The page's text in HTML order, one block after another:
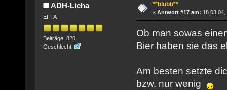
ADH-Licha
EFTA
Beiträge: 820
Geschlecht:
**blubb**
« Antwort #17 am: 18.03.04,
Ob man sowas
Bier haben sie das
Am besten setzte
bzw. nur wenig